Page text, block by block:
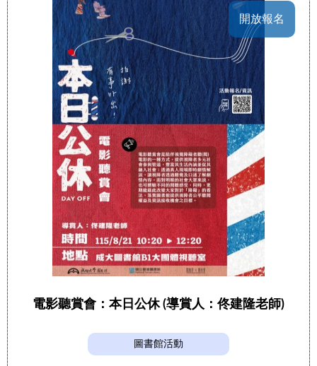
開放報名
電影聽賞會：本日公休 (導賞人：佟建隆老師)
圖書館活動